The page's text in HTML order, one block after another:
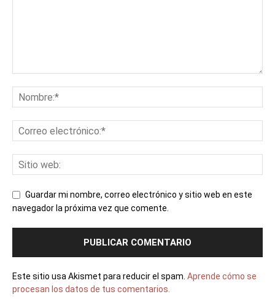
Guardar mi nombre, correo electrónico y sitio web en este
navegador la próxima vez que comente.
Este sitio usa Akismet para reducir el spam. Aprende cómo se
procesan los datos de tus comentarios.